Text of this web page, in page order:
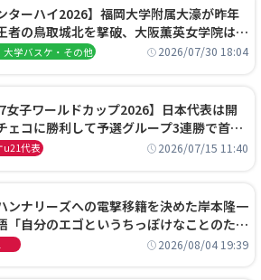
ターハイ2026】福岡大学附属大濠が昨年
者の鳥取城北を撃破、大阪薫英女学院は岐
に完勝、大会3日目試合結果
大学バスケ・その他 2026/07/30 18:04
女子ワールドカップ2026】日本代表は開
ェコに勝利して予選グループ3連勝で首位
準々決勝の相手はエジプトに決定
u21代表 2026/07/15 11:40
ンナリーズへの電撃移籍を決めた岸本隆一
「自分のエゴというちっぽけなことのため
都に来たわけではない」
2026/08/04 19:39